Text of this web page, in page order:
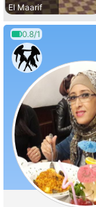
El Maarif
0.8/1